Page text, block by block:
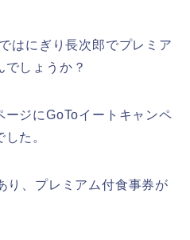
はにぎり長次郎でプレミア
でしょうか？
ジにGoToイートキャンペ
た。
り、プレミアム付食事券が